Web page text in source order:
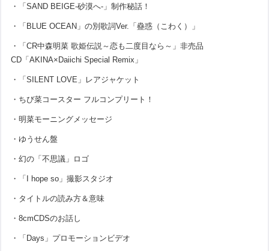
・「SAND BEIGE-砂漠へ-」制作秘話！
・「BLUE OCEAN」の別歌詞Ver.「蠱惑（こわく）」
・「CR中森明菜 歌姫伝説～恋も二度目なら～」非売品
CD「AKINA×Daiichi Special Remix」
・「SILENT LOVE」レアジャケット
・ちび菜コースター フルコンプリート！
・明菜モーニングメッセージ
・ゆうせん盤
・幻の「不思議」ロゴ
・「I hope so」撮影スタジオ
・タイトルの読み方＆意味
・8cmCDSのお話し
・「Days」プロモーションビデオ